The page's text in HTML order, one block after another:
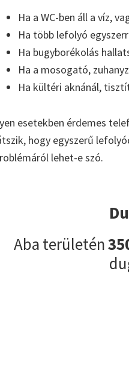
Ha a WC-ben áll a víz,
Ha több lefolyó
Ha bugyborékolás
Ha a mosogató,
Ha kültéri aknánál,
esetekben érdemes
hogy egyszerű
lehet-e szó.
Aba területén